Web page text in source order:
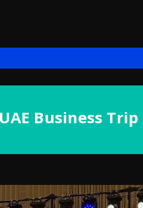
Business Trip